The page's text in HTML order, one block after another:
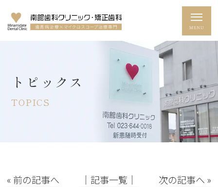
トピックス
TOPICS
« 前の記事へ │記事一覧│ 次の記事へ »